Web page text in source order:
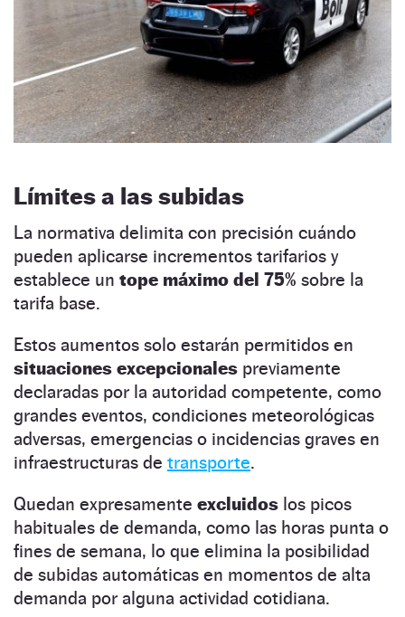
Límites a las subidas
La normativa delimita con precisión cuándo
pueden aplicarse incrementos tarifarios y
establece un tope máximo del 75% sobre la
tarifa base.
Estos aumentos solo estarán permitidos en
situaciones excepcionales previamente
declaradas por la autoridad competente, como
grandes eventos, condiciones meteorológicas
adversas, emergencias o incidencias graves en
infraestructuras de transporte.
Quedan expresamente excluidos los picos
habituales de demanda, como las horas punta o
fines de semana, lo que elimina la posibilidad
de subidas automáticas en momentos de alta
demanda por alguna actividad cotidiana.